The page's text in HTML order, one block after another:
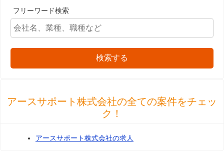
フリーワード検索
検索する
アースサポート株式会社の全ての案件をチェッ
ク！
アースサポート株式会社の求人